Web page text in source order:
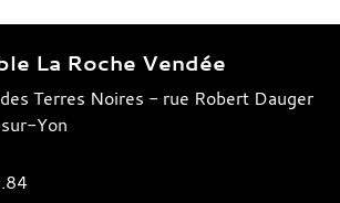
La Roche Vendée
Terres Noires - rue Robert Dauger
Yon